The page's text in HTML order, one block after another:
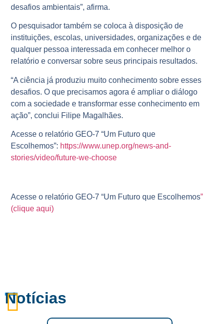
desafios ambientais”, afirma.
O pesquisador também se coloca à disposição de
instituições, escolas, universidades, organizações e de
qualquer pessoa interessada em conhecer melhor o
relatório e conversar sobre seus principais resultados.
“A ciência já produziu muito conhecimento sobre esses
desafios. O que precisamos agora é ampliar o diálogo
com a sociedade e transformar esse conhecimento em
ação”, conclui Filipe Magalhães.
Acesse o relatório GEO-7 “Um Futuro que
Escolhemos”: https://www.unep.org/news-and-
stories/video/future-we-choose
Acesse o relatório GEO-7 “Um Futuro que Escolhemos”
(clique aqui)
Notícias